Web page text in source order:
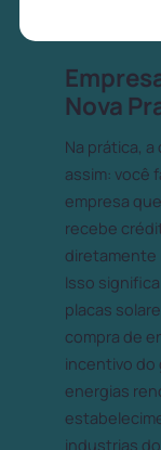
Nova
Na prática,
assim: você
empresa
recebe
diretamente
Isso
placas
compra de
incentivo do
energias
industrias